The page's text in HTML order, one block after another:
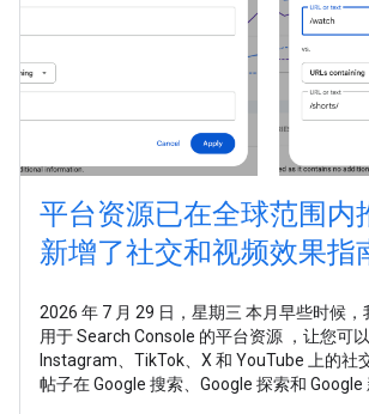
平台资源已在全球范围内
新增了社交和视频效果指
2026 年 7 月 29 日，星期三 本月早些时候
用于 Search Console 的平台资源 ，让您可
Instagram、TikTok、X 和 YouTube 上的社
帖子在 Google 搜索、Google 探索和 Google